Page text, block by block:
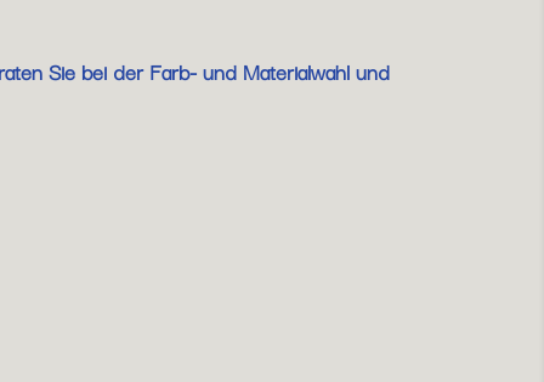
Sie bei der Farb- und Materialwahl und